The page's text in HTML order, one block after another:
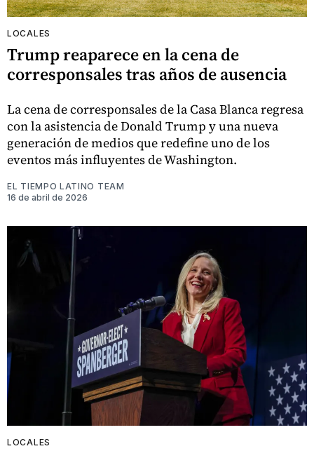
LOCALES
Trump reaparece en la cena de
corresponsales tras años de ausencia
La cena de corresponsales de la Casa Blanca regresa
con la asistencia de Donald Trump y una nueva
generación de medios que redefine uno de los
eventos más influyentes de Washington.
EL TIEMPO LATINO TEAM
16 de abril de 2026
LOCALES